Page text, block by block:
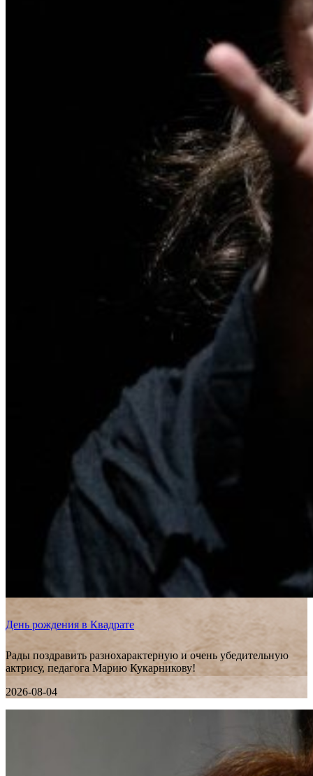
День рождения в Квадрате
Рады поздравить разнохарактерную и очень убедительную
актрису, педагога Марию Кукарникову!
2026-08-04